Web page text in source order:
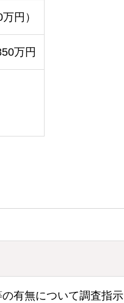
円）
万円
有無について調査指示